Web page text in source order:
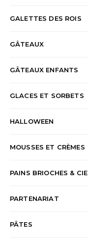
GALETTES DES ROIS
GÂTEAUX
GÂTEAUX ENFANTS
GLACES ET SORBETS
HALLOWEEN
MOUSSES ET CRÈMES
PAINS BRIOCHES & CIE
PARTENARIAT
PÂTES